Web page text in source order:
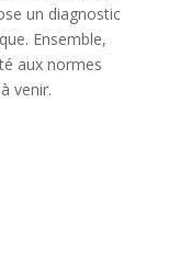
un diagnostic
Ensemble,
aux normes
venir.